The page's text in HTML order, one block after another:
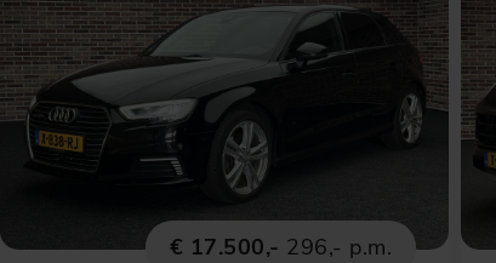
€ 17.500,- 296,- p.m.